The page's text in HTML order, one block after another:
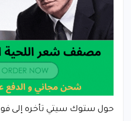
حول ستوك سيتي تأخره إلى